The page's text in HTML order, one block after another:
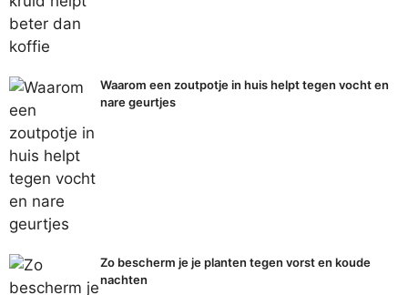
Waarom een zoutpotje in huis helpt tegen vocht en
nare geurtjes
Zo bescherm je je planten tegen vorst en koude
nachten